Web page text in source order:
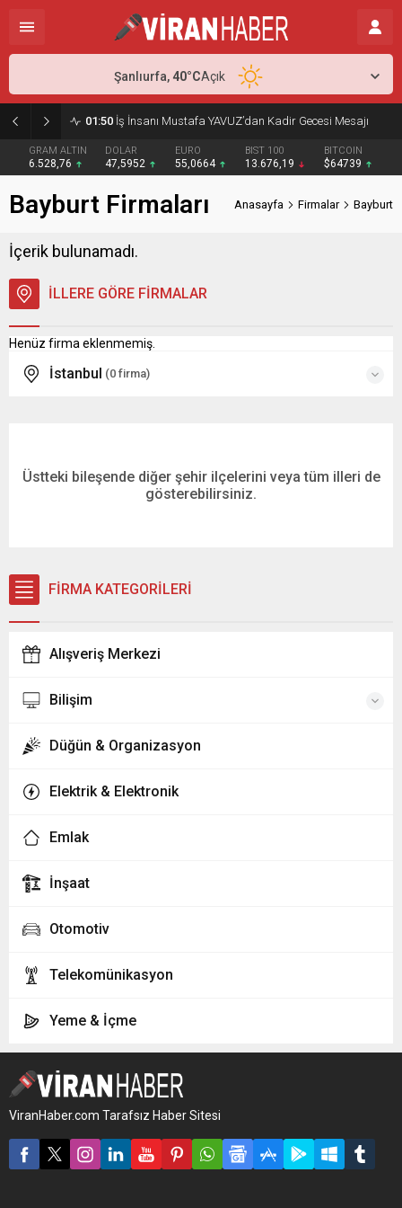
01:50 İş İnsanı Mustafa YAVUZ’dan Kadir Gecesi Mesajı
GRAM ALTIN
6.528,76
DOLAR
47,5952
EURO
55,0664
BIST 100
13.676,19
BITCOIN
$64739
Şanlıurfa, 40°CAçık
Bayburt Firmaları Anasayfa Firmalar Bayburt
İçerik bulunamadı.
İLLERE GÖRE FİRMALAR
Henüz firma eklenmemiş.
İstanbul (0 firma)
Üstteki bileşende diğer şehir ilçelerini veya tüm illeri de
gösterebilirsiniz.
FİRMA KATEGORİLERİ
Alışveriş Merkezi
Bilişim
Düğün & Organizasyon
Elektrik & Elektronik
Emlak
İnşaat
Otomotiv
Telekomünikasyon
Yeme & İçme
ViranHaber.com Tarafsız Haber Sitesi